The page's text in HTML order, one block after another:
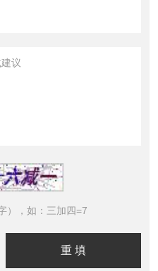
），如：三加四=7